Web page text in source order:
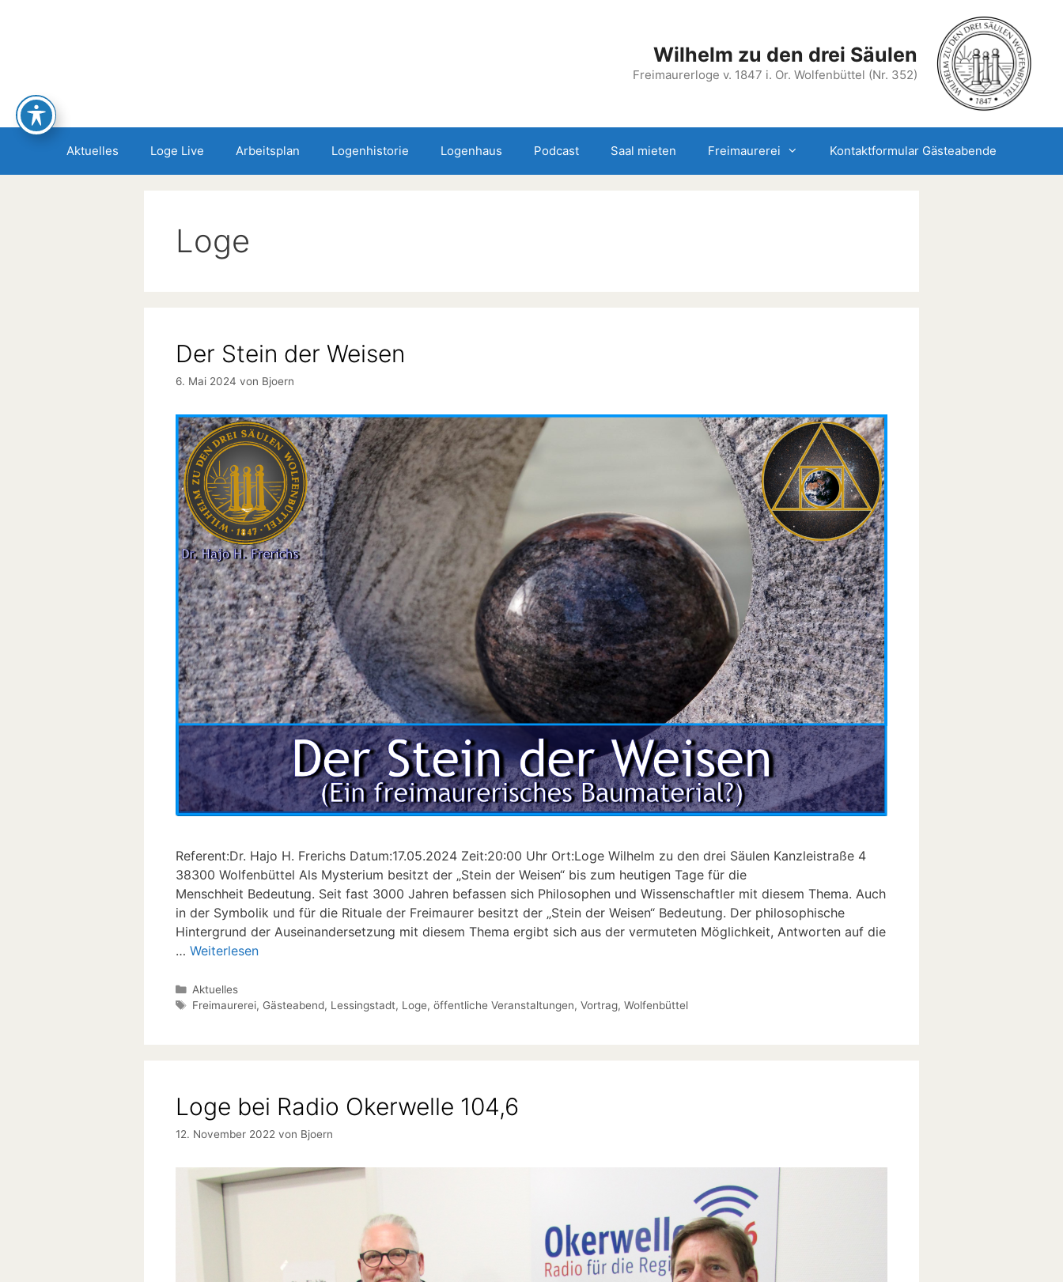
Wilhelm zu den drei Säulen
Freimaurerloge v. 1847 i. Or. Wolfenbüttel (Nr. 352)
Aktuelles Loge Live Arbeitsplan Logenhistorie Logenhaus Podcast Saal mieten Freimaurerei Kontaktformular Gästeabende
Loge
Der Stein der Weisen
6. Mai 2024 von Bjoern
Referent:Dr. Hajo H. Frerichs Datum:​17.05.2024 Zeit:​​20:00 Uhr Ort:​​Loge Wilhelm zu den drei Säulen ​​Kanzleistraße 4 ​​
38300 Wolfenbüttel Als Mysterium besitzt der „Stein der Weisen“ bis zum heutigen Tage für die
Menschheit Bedeutung. Seit fast 3000 Jahren befassen sich Philosophen und Wissenschaftler mit diesem Thema. Auch
in der Symbolik und für die Rituale der Freimaurer besitzt der „Stein der Weisen“ Bedeutung. Der philosophische
Hintergrund der Auseinandersetzung mit diesem Thema ergibt sich aus der vermuteten Möglichkeit, Antworten auf die
… Weiterlesen
Kategorien
Aktuelles
Schlagwörter
Freimaurerei, Gästeabend, Lessingstadt, Loge,öffentliche Veranstaltungen,Vortrag,Wolfenbüttel
Loge bei Radio Okerwelle 104,6
12. November 2022 von Bjoern